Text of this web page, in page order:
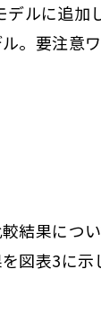
デルに追加
。要注意
結果につ
図表3に示